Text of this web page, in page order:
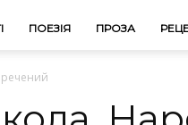
ПОЕЗІЯ ПРОЗА